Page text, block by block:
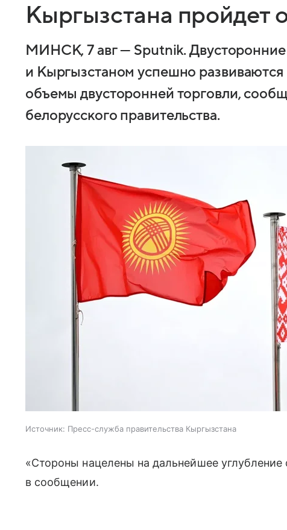
Кыргызстана пройдет
МИНСК, 7 авг — Sputnik.
и Кыргызстаном успешно развиваются
объемы двусторонней торговли,
белорусского правительства.
Источник: Пресс-служба правительства Кыргызстана
«Стороны нацелены на дальнейшее углубление
в сообщении.